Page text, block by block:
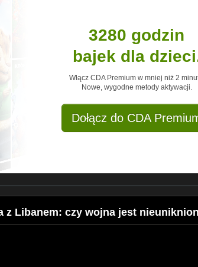
join
3280 godzin
bajek dla
Włącz CDA Premium w mniej niż 2
Nowe, wygodne metody aktywacji.
Dołącz do CDA
z Libanem: czy wojna jest